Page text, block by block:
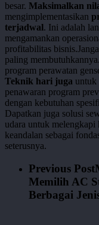
besar. Maksimalkan
mengimplementasikan
terjadwal. Ini adalah
mengamankan
profitabilitas
paling
program perawatan
Teknik hari juga untuk
penawaran program
dengan kebutuhan
Dapatkan juga solusi
udara untuk melengkapi
keandalan sebagai
seterusnya.
Previous Post
Memilih AC
Berbagai